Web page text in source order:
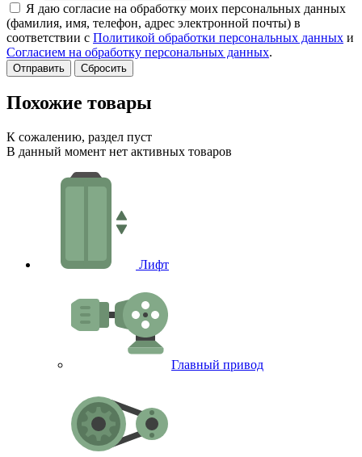
Я даю согласие на обработку моих персональных данных
(фамилия, имя, телефон, адрес электронной почты) в
соответствии с Политикой обработки персональных данных и
Согласием на обработку персональных данных.
Сбросить
Похожие товары
К сожалению, раздел пуст
В данный момент нет активных товаров
Лифт
Главный привод